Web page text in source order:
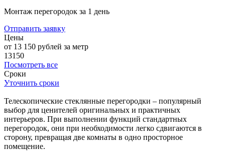
Монтаж перегородок за 1 день
Отправить заявку
Цены
от 13 150 рублей за метр
13150
Посмотреть все
Сроки
Уточнить сроки
Телескопические стеклянные перегородки – популярный
выбор для ценителей оригинальных и практичных
интерьеров. При выполнении функций стандартных
перегородок, они при необходимости легко сдвигаются в
сторону, превращая две комнаты в одно просторное
помещение.